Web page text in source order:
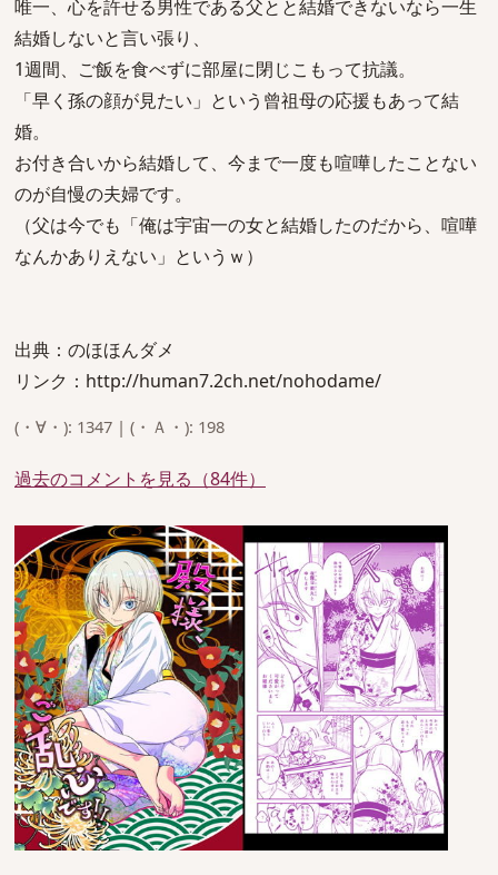
唯一、心を許せる男性である父とと結婚できないなら一生
結婚しないと言い張り、
1週間、ご飯を食べずに部屋に閉じこもって抗議。
「早く孫の顔が見たい」という曾祖母の応援もあって結
婚。
お付き合いから結婚して、今まで一度も喧嘩したことない
のが自慢の夫婦です。
（父は今でも「俺は宇宙一の女と結婚したのだから、喧嘩
なんかありえない」というｗ）
出典：のほほんダメ
リンク：http://human7.2ch.net/nohodame/
(・∀・): 1347 | (・Ａ・): 198
過去のコメントを見る（84件）